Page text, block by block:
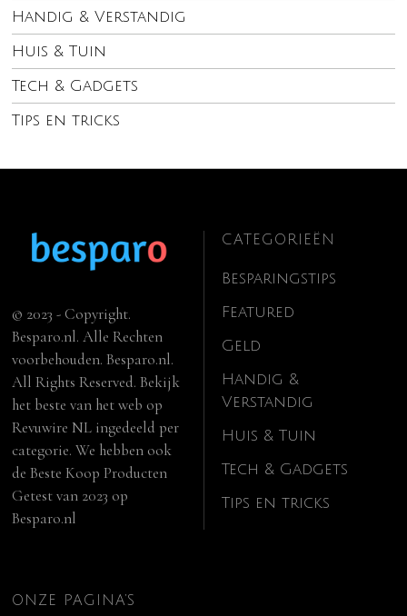
Handig & Verstandig
Huis & Tuin
Tech & Gadgets
Tips en tricks
© 2023 - Copyright.
Besparo.nl. Alle Rechten
voorbehouden. Besparo.nl.
All Rights Reserved. Bekijk
het beste van het web op
Revuwire NL ingedeeld per
categorie. We hebben ook
deBeste Koop Producten
Getest van 2023 op
Besparo.nl
CATEGORIEËN
Besparingstips
Featured
Geld
Handig &
Verstandig
Huis & Tuin
Tech & Gadgets
Tips en tricks
ONZE PAGINA’S